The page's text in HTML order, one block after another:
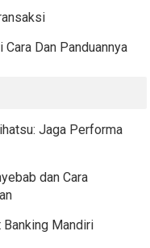
Dan Panduannya
Jaga Performa
dan Cara
Mandiri